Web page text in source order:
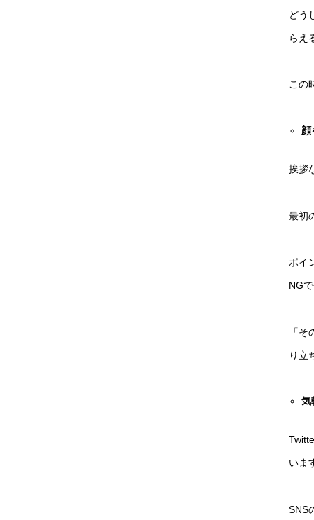
どう
らえ
この
顔
挨拶
最初
ポイ
NG
「
り立
気
いま
SNS